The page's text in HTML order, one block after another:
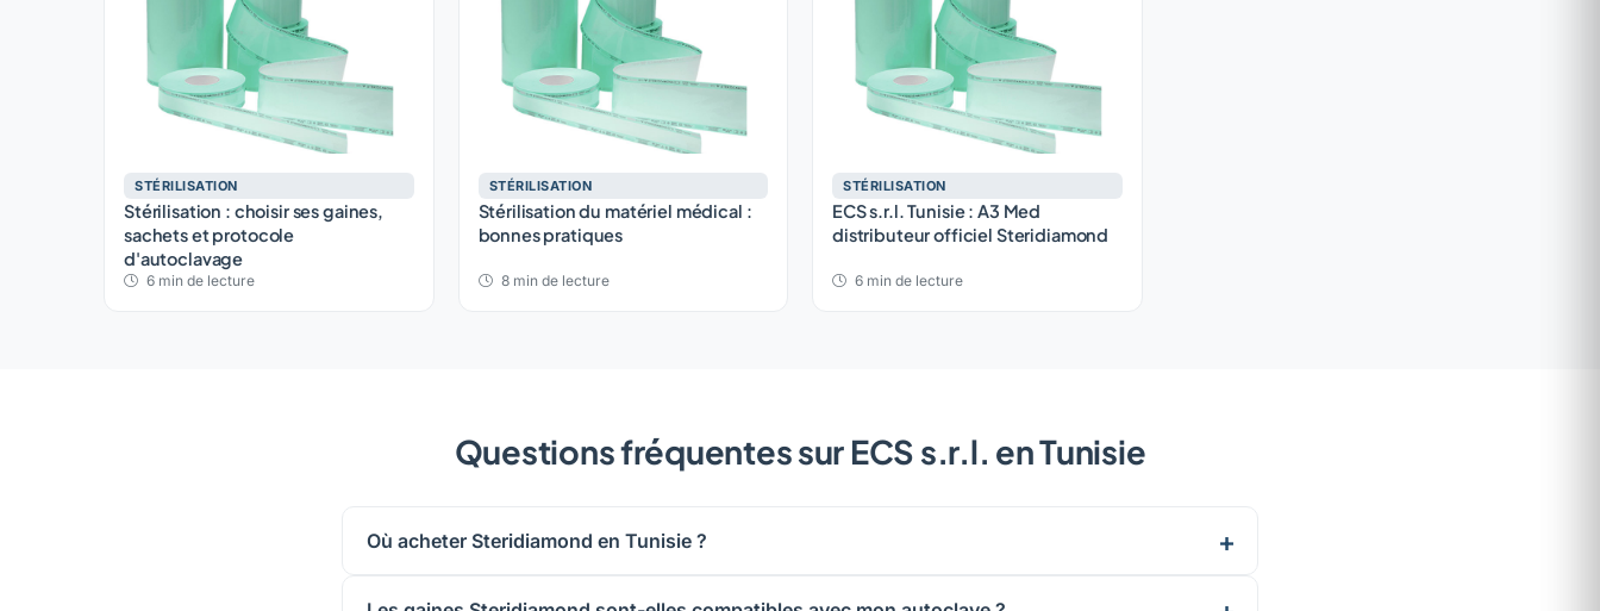
STÉRILISATION
Stérilisation : choisir ses gaines,
sachets et protocole
d'autoclavage
6 min de lecture
STÉRILISATION
Stérilisation du matériel médical :
bonnes pratiques
8 min de lecture
STÉRILISATION
ECS s.r.l. Tunisie : A3 Med
distributeur officiel Steridiamond
6 min de lecture
Questions fréquentes sur ECS s.r.l. en Tunisie
Où acheter Steridiamond en Tunisie ?